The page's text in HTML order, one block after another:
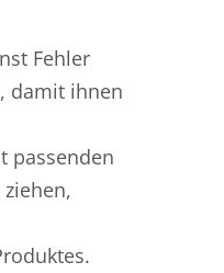
Fehler
damit ihnen
passenden